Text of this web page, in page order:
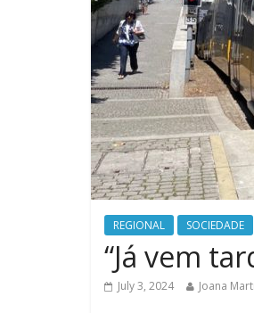
REGIONAL SOCIEDADE
“Já vem
July 3, 2024 Joana